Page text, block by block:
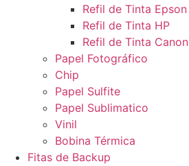
Refil de Tinta Epson
Refil de Tinta HP
Refil de Tinta Canon
Papel Fotográfico
Chip
Papel Sulfite
Papel Sublimatico
Vinil
Bobina Térmica
Fitas de Backup